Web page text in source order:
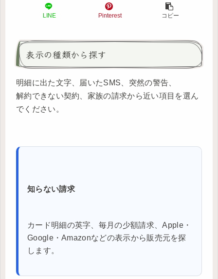
LINE Pinterest コピー
表示の種類から探す
明細に出た文字、届いたSMS、突然の警告、
解約できない契約、家族の請求から近い項目を選ん
でください。
知らない請求
カード明細の英字、毎月の少額請求、Apple・
Google・Amazonなどの表示から販売元を探
します。